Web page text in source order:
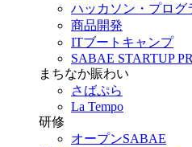
ハッカソン・プログ
商品開発
ITブートキャンプ
SABAE STARTUP
まちなか賑わい
さばぷら
La Tempo
研修
オープンSABAE